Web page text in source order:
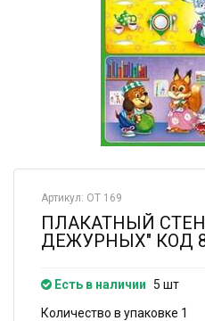
Артикул: ОТ 169
ПЛАКАТНЫЙ
ДЕЖУРНЫХ" КОД
Есть в наличии
5 шт
Количество в упаковке 1